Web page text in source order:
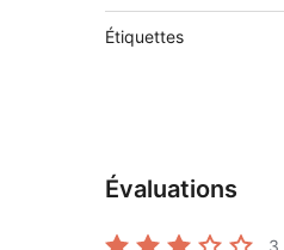
Étiquettes
Évaluations
3